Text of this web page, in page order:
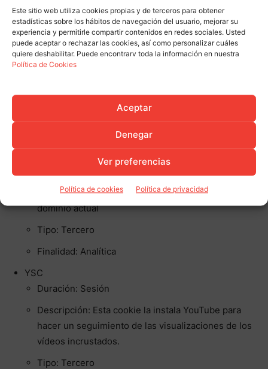
Este sitio web utiliza cookies propias y de terceros para obtener
estadísticas sobre los hábitos de navegación del usuario, mejorar su
experiencia y permitirle compartir contenidos en redes sociales. Usted
puede aceptar o rechazar las cookies, así como personalizar cuáles
quiere deshabilitar. Puede encontrarv toda la información en nuestra
Política de Cookies
Aceptar
Denegar
Ver preferencias
Política de cookies Política de privacidad
de esta cookie además de las cookies que Google
requiere si mantiene la sesión activa con su cuenta,
con el propósito de visualizar los vídeos
incrustados, estimar el ancho de banda y mostrar
Tipo: Tercero
VISITOR_PRIVACY_METADATA
Duración: 6 meses
Descripción: Almacena el estado de
consentimiento de cookies del usuario para el
dominio actual
Tipo: Tercero
Finalidad: Analítica
YSC
Duración: Sesión
Descripción: Esta cookie la instala YouTube para
hacer un seguimiento de las visualizaciones de los
vídeos incrustados.
Tipo: Tercero